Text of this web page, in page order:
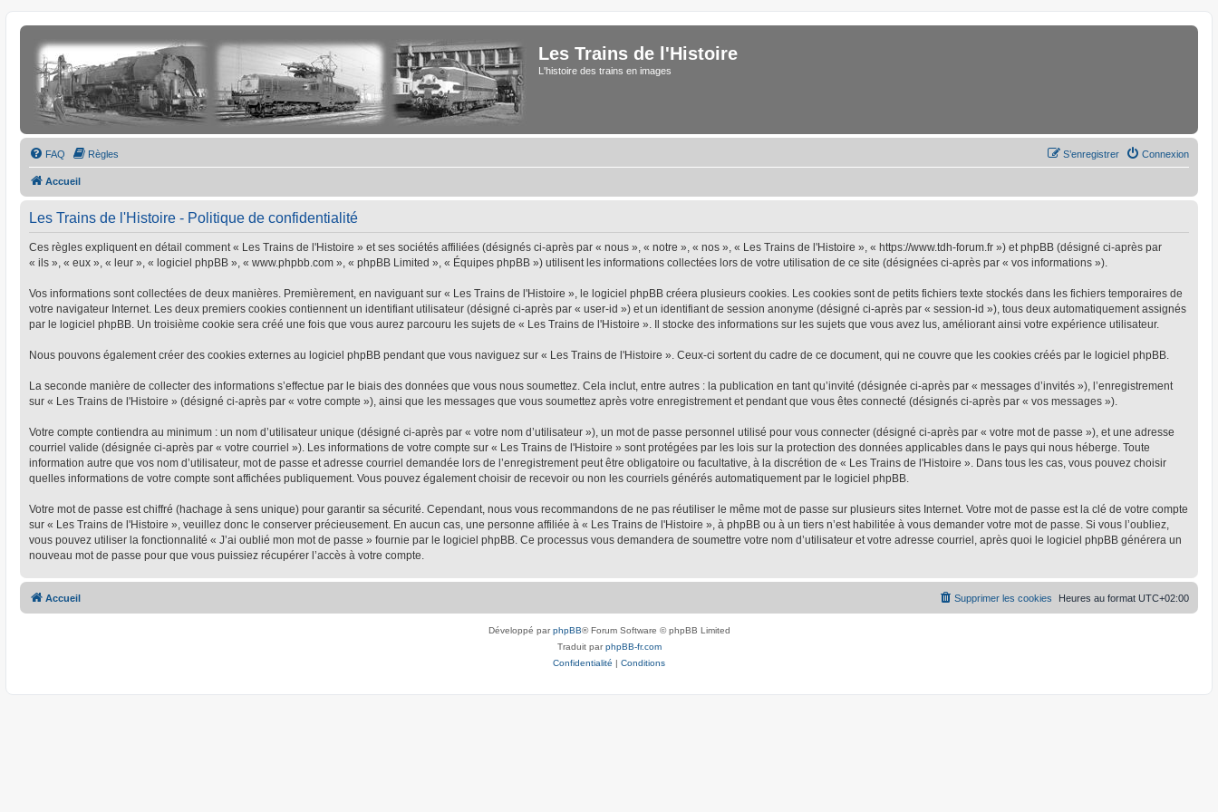
Les Trains de l'Histoire
L'histoire des trains en images
FAQ Règles Connexion
S’enregistrer
Accueil
Les Trains de l'Histoire - Politique de confidentialité
Ces règles expliquent en détail comment « Les Trains de l'Histoire » et ses sociétés affiliées (désignés ci-après par « nous », « notre », « nos », « Les Trains de l'Histoire », « https://www.tdh-forum.fr ») et phpBB (désigné ci-après par
« ils », « eux », « leur », « logiciel phpBB », « www.phpbb.com », « phpBB Limited », « Équipes phpBB ») utilisent les informations collectées lors de votre utilisation de ce site (désignées ci-après par « vos informations »).
Vos informations sont collectées de deux manières. Premièrement, en naviguant sur « Les Trains de l'Histoire », le logiciel phpBB créera plusieurs cookies. Les cookies sont de petits fichiers texte stockés dans les fichiers temporaires de
votre navigateur Internet. Les deux premiers cookies contiennent un identifiant utilisateur (désigné ci-après par « user-id ») et un identifiant de session anonyme (désigné ci-après par « session-id »), tous deux automatiquement assignés
par le logiciel phpBB. Un troisième cookie sera créé une fois que vous aurez parcouru les sujets de « Les Trains de l'Histoire ». Il stocke des informations sur les sujets que vous avez lus, améliorant ainsi votre expérience utilisateur.
Nous pouvons également créer des cookies externes au logiciel phpBB pendant que vous naviguez sur « Les Trains de l'Histoire ». Ceux-ci sortent du cadre de ce document, qui ne couvre que les cookies créés par le logiciel phpBB.
La seconde manière de collecter des informations s’effectue par le biais des données que vous nous soumettez. Cela inclut, entre autres : la publication en tant qu’invité (désignée ci-après par « messages d’invités »), l’enregistrement
sur « Les Trains de l'Histoire » (désigné ci-après par « votre compte »), ainsi que les messages que vous soumettez après votre enregistrement et pendant que vous êtes connecté (désignés ci-après par « vos messages »).
Votre compte contiendra au minimum : un nom d’utilisateur unique (désigné ci-après par « votre nom d’utilisateur »), un mot de passe personnel utilisé pour vous connecter (désigné ci-après par « votre mot de passe »), et une adresse
courriel valide (désignée ci-après par « votre courriel »). Les informations de votre compte sur « Les Trains de l'Histoire » sont protégées par les lois sur la protection des données applicables dans le pays qui nous héberge. Toute
information autre que vos nom d’utilisateur, mot de passe et adresse courriel demandée lors de l’enregistrement peut être obligatoire ou facultative, à la discrétion de « Les Trains de l'Histoire ». Dans tous les cas, vous pouvez choisir
quelles informations de votre compte sont affichées publiquement. Vous pouvez également choisir de recevoir ou non les courriels générés automatiquement par le logiciel phpBB.
Votre mot de passe est chiffré (hachage à sens unique) pour garantir sa sécurité. Cependant, nous vous recommandons de ne pas réutiliser le même mot de passe sur plusieurs sites Internet. Votre mot de passe est la clé de votre compte
sur « Les Trains de l'Histoire », veuillez donc le conserver précieusement. En aucun cas, une personne affiliée à « Les Trains de l'Histoire », à phpBB ou à un tiers n’est habilitée à vous demander votre mot de passe. Si vous l’oubliez,
vous pouvez utiliser la fonctionnalité « J’ai oublié mon mot de passe » fournie par le logiciel phpBB. Ce processus vous demandera de soumettre votre nom d’utilisateur et votre adresse courriel, après quoi le logiciel phpBB générera un
nouveau mot de passe pour que vous puissiez récupérer l’accès à votre compte.
Accueil Heures au format UTC+02:00
Supprimer les cookies
Développé parphpBB® Forum Software © phpBB Limited
Traduit parphpBB-fr.com
Confidentialité | Conditions